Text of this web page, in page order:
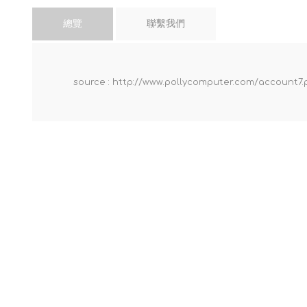
總覽 聯繫我們
source : http://www.pollycomputer.com/